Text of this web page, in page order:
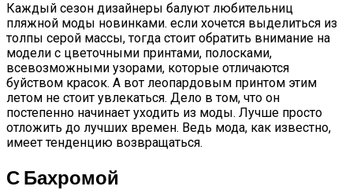
Каждый сезон дизайнеры балуют любительниц
пляжной моды новинками. если хочется выделиться из
толпы серой массы, тогда стоит обратить внимание на
модели с цветочными принтами, полосками,
всевозможными узорами, которые отличаются
буйством красок. А вот леопардовым принтом этим
летом не стоит увлекаться. Дело в том, что он
постепенно начинает уходить из моды. Лучше просто
отложить до лучших времен. Ведь мода, как известно,
имеет тенденцию возвращаться.
С Бахромой